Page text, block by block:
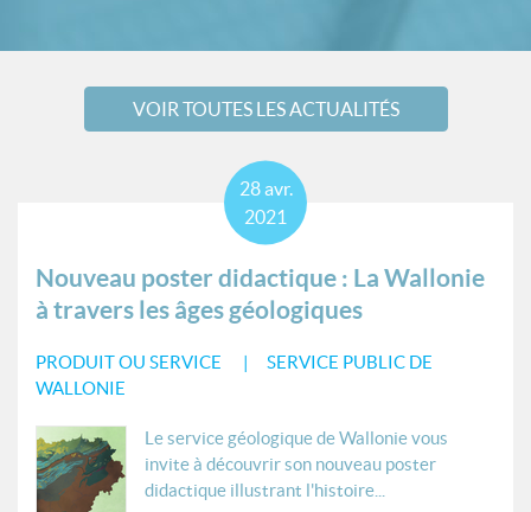
VOIR TOUTES LES ACTUALITÉS
Nouveau poster didactique : La Wallonie
à travers les âges géologiques
PRODUIT OU SERVICE
SERVICE PUBLIC DE
WALLONIE
28avr.
2021
Le service géologique de Wallonie vous
invite à découvrir son nouveau poster
didactique illustrant l'histoire...